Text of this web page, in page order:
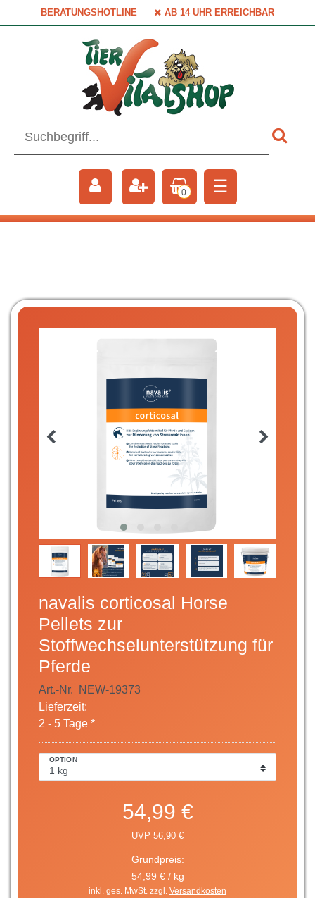
BERATUNGSHOTLINE AB 14 UHR ERREICHBAR
0 ☰
navalis corticosal Horse
Pellets zur
Stoffwechselunterstützung für
Pferde
Art.-Nr.
NEW-19373
Lieferzeit:
2 - 5 Tage *
OPTION
54,99 €
UVP 56,90 €
Grundpreis:
54,99 € / kg
inkl. ges. MwSt. zzgl. Versandkosten